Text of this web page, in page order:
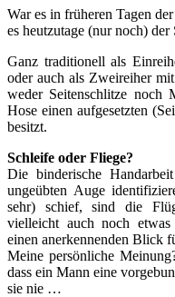
War es in früheren Tagen
es heutzutage (nur noch) der
Ganz traditionell als
oder auch als Zweireiher
weder Seitenschlitze noch
Hose einen aufgesetzten
besitzt.
Schleife oder Fliege?
Die binderische
ungeübten Auge
sehr) schief, sind die
vielleicht auch noch
einen anerkennenden Blick
Meine persönliche
dass ein Mann eine
sie nie …